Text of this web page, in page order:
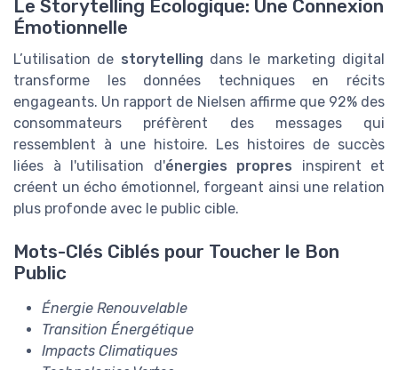
Le Storytelling Écologique: Une Connexion
Émotionnelle
L’utilisation de storytelling dans le marketing digital
transforme les données techniques en récits
engageants. Un rapport de Nielsen affirme que 92% des
consommateurs préfèrent des messages qui
ressemblent à une histoire. Les histoires de succès
liées à l'utilisation d'énergies propres inspirent et
créent un écho émotionnel, forgeant ainsi une relation
plus profonde avec le public cible.
Mots-Clés Ciblés pour Toucher le Bon
Public
Énergie Renouvelable
Transition Énergétique
Impacts Climatiques